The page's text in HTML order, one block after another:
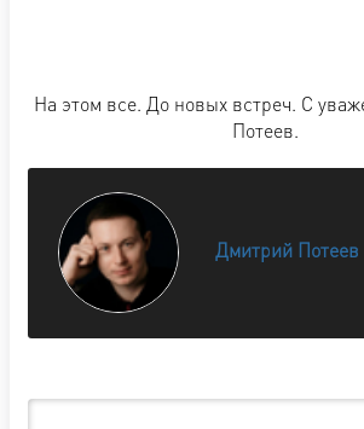
На этом все. До новых встреч. С
Потеев.
Дмитрий Потеев